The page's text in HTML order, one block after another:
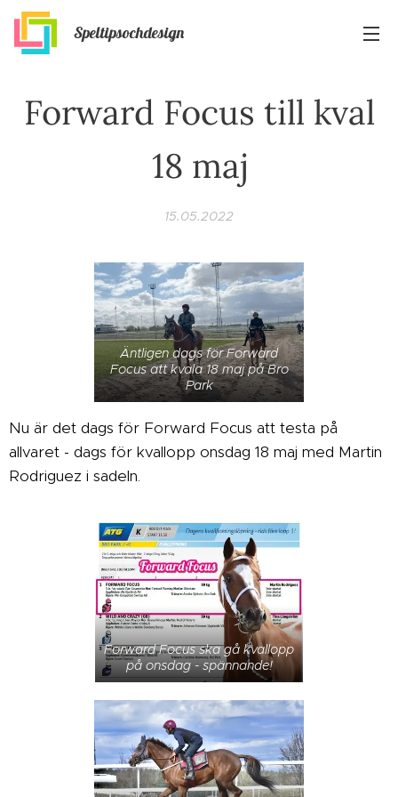
Speltipsochdesign
Forward Focus till kval
18 maj
15.05.2022
Äntligen dags för Forward
Focus att kvala 18 maj på Bro
Park
Nu är det dags för Forward Focus att testa på
allvaret - dags för kvallopp onsdag 18 maj med Martin
Rodriguez i sadeln.
Forward Focus ska gå kvallopp
på onsdag - spännande!